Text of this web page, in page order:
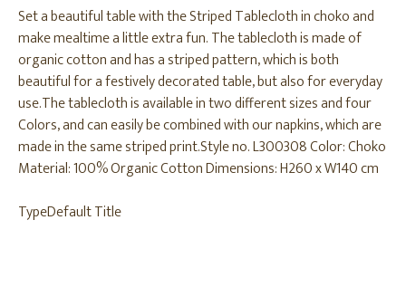
Set a beautiful table with the Striped Tablecloth in choko and
make mealtime a little extra fun. The tablecloth is made of
organic cotton and has a striped pattern, which is both
beautiful for a festively decorated table, but also for everyday
use.The tablecloth is available in two different sizes and four
Colors, and can easily be combined with our napkins, which are
made in the same striped print.Style no. L300308 Color: Choko
Material: 100% Organic Cotton Dimensions: H260 x W140 cm
TypeDefault Title